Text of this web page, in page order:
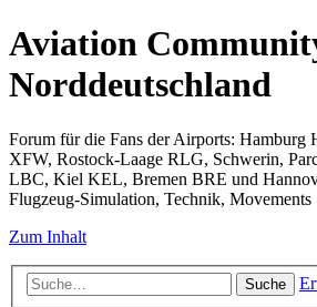
Aviation
Norddeutschland
Forum für die Fans der Airports:
XFW, Rostock-Laage RLG, Schwerin,
LBC, Kiel KEL, Bremen BRE und
Flugzeug-Simulation, Technik, Movements
Zum Inhalt
Suche